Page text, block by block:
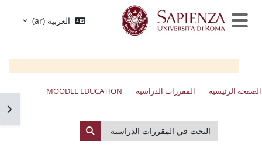
واجهة جانبية
العربية ‎(ar)‎
الصفحة الرئيسية المقررات الدراسية MOODLE EDUCATION
البحث في المقررات الدراسية
البحث في المقررات